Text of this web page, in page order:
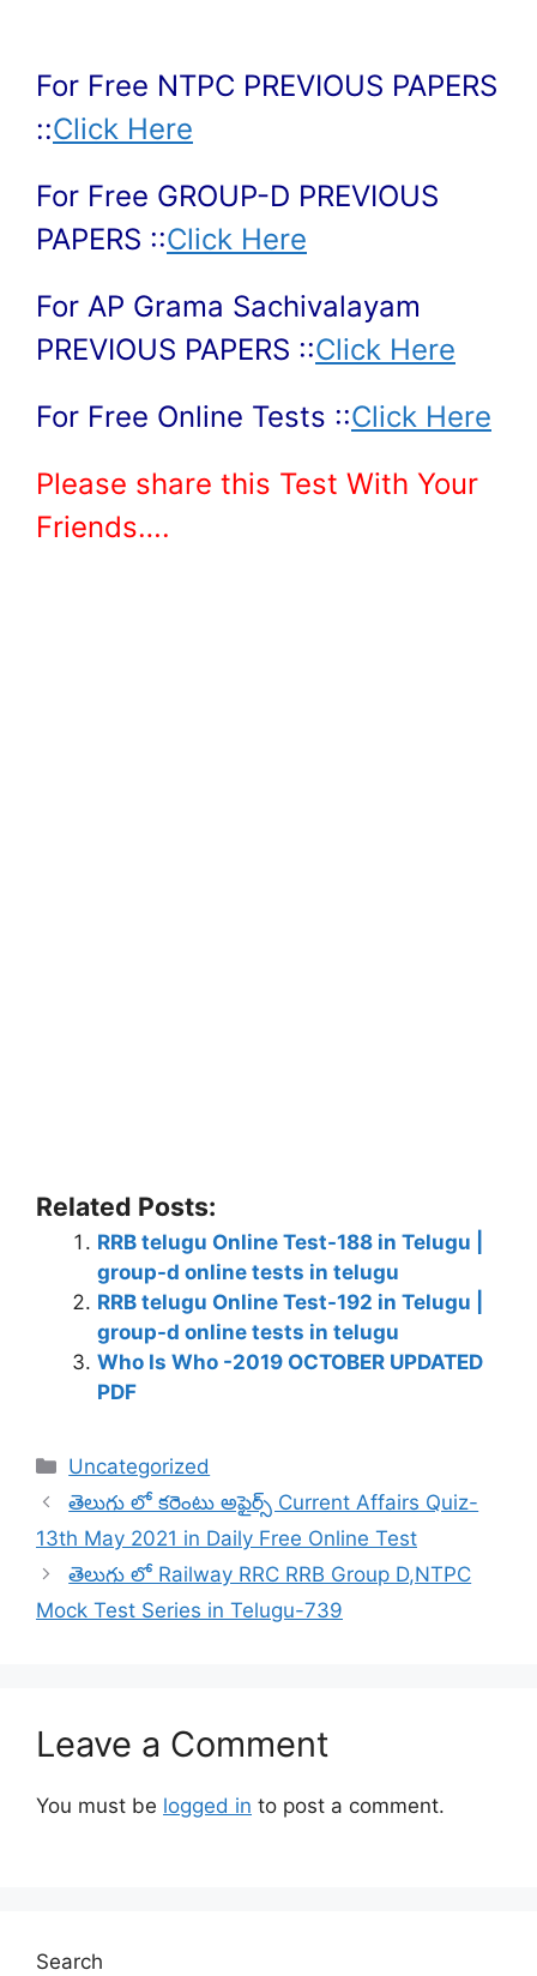
For Free NTPC PREVIOUS PAPERS
::Click Here
For Free GROUP-D PREVIOUS
PAPERS ::Click Here
For AP Grama Sachivalayam
PREVIOUS PAPERS ::Click Here
For Free Online Tests ::Click Here
Please share this Test With Your
Friends….
Related Posts:
RRB telugu Online Test-188 in Telugu |
group-d online tests in telugu
RRB telugu Online Test-192 in Telugu |
group-d online tests in telugu
Who Is Who -2019 OCTOBER UPDATED
PDF
Categories
Uncategorized
తెలుగు లో కరెంటు అఫైర్స్ Current Affairs Quiz-
13th May 2021 in Daily Free Online Test
తెలుగు లో Railway RRC RRB Group D,NTPC
Mock Test Series in Telugu-739
Leave a Comment
You must be logged in to post a comment.
Search